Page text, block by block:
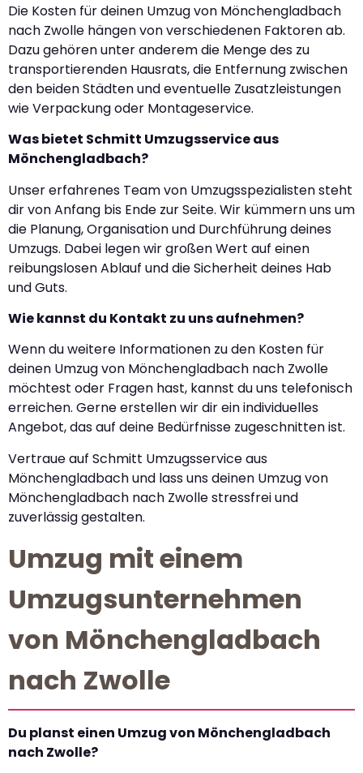
Die Kosten für deinen Umzug von Mönchengladbach
nach Zwolle hängen von verschiedenen Faktoren ab.
Dazu gehören unter anderem die Menge des zu
transportierenden Hausrats, die Entfernung zwischen
den beiden Städten und eventuelle Zusatzleistungen
wie Verpackung oder Montageservice.
Was bietet Schmitt Umzugsservice aus
Mönchengladbach?
Unser erfahrenes Team von Umzugsspezialisten steht
dir von Anfang bis Ende zur Seite. Wir kümmern uns um
die Planung, Organisation und Durchführung deines
Umzugs. Dabei legen wir großen Wert auf einen
reibungslosen Ablauf und die Sicherheit deines Hab
und Guts.
Wie kannst du Kontakt zu uns aufnehmen?
Wenn du weitere Informationen zu den Kosten für
deinen Umzug von Mönchengladbach nach Zwolle
möchtest oder Fragen hast, kannst du uns telefonisch
erreichen. Gerne erstellen wir dir ein individuelles
Angebot, das auf deine Bedürfnisse zugeschnitten ist.
Vertraue auf Schmitt Umzugsservice aus
Mönchengladbach und lass uns deinen Umzug von
Mönchengladbach nach Zwolle stressfrei und
zuverlässig gestalten.
Umzug mit einem
Umzugsunternehmen
von Mönchengladbach
nach Zwolle
Du planst einen Umzug von Mönchengladbach
nach Zwolle?